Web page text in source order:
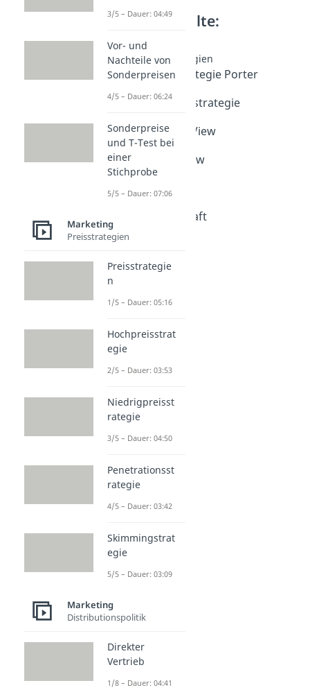
Weitere Inhalte:
Marketing
Wettbewerbsstrategien
Wettbewerbsstrategie Porter
Differenzierungsstrategie
Resource-based View
Dauer: 04:09
Market-based View
Dauer: 01:51
Nischenstrategie
Kostenführerschaft
Dauer: 03:50
3/5 – Dauer: 04:49
Vor- und
Nachteile von
Sonderpreisen
4/5 – Dauer: 06:24
Sonderpreise
und T-Test bei
einer
Stichprobe
5/5 – Dauer: 07:06
Marketing
Preisstrategien
Preisstrategie
n
1/5 – Dauer: 05:16
Hochpreisstrat
egie
2/5 – Dauer: 03:53
Niedrigpreisst
rategie
3/5 – Dauer: 04:50
Penetrationsst
rategie
4/5 – Dauer: 03:42
Skimmingstrat
egie
5/5 – Dauer: 03:09
Marketing
Distributionspolitik
Direkter
Vertrieb
1/8 – Dauer: 04:41